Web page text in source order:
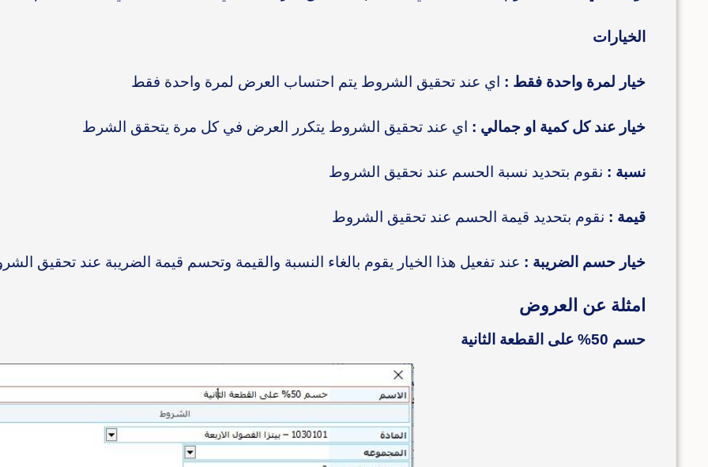
الخيارات
خيار لمرة واحدة فقط : اي عند تحقيق الشروط يتم احتساب العرض لمرة واحدة فقط
خيار عند كل كمية او جمالي : اي عند تحقيق الشروط يتكرر العرض في كل مرة يتحقق الشرط
نسبة : نقوم بتحديد نسبة الحسم عند نحقيق الشروط
قيمة : نقوم بتحديد قيمة الحسم عند تحقيق الشروط
خيار حسم الضريبة : عند تفعيل هذا الخيار يقوم بالغاء النسبة والقيمة وتحسم قيمة الضريبة عند تحقيق
امثلة عن العروض
حسم 50% على القطعة الثانية